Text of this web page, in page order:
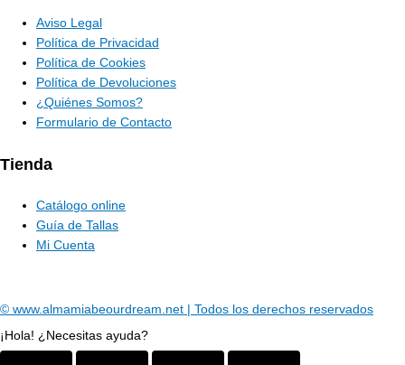
Aviso Legal
Política de Privacidad
Política de Cookies
Política de Devoluciones
¿Quiénes Somos?
Formulario de Contacto
Tienda
Catálogo online
Guía de Tallas
Mi Cuenta
© www.almamiabeourdream.net | Todos los derechos reservados
¡Hola! ¿Necesitas ayuda?